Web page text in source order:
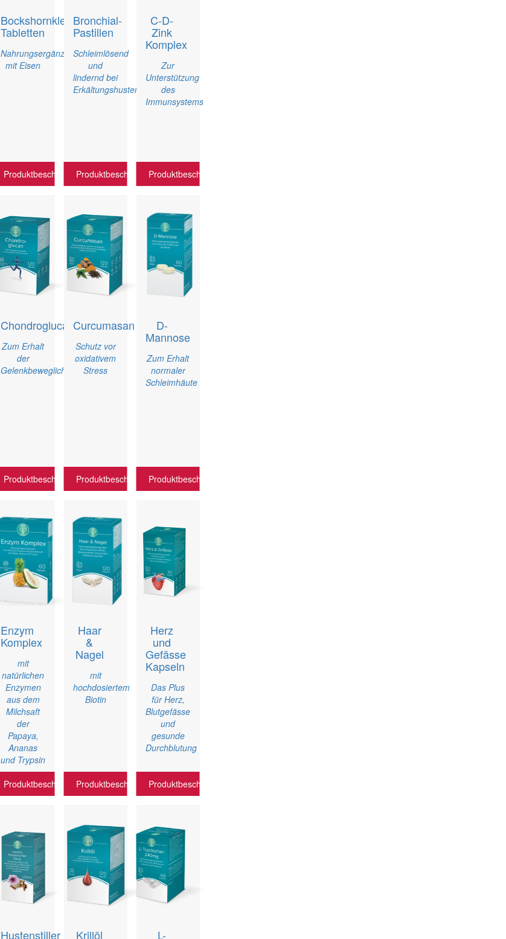
Bockshornkleesamen
Tabletten
Nahrungsergänzungsmittel
mit Eisen
Produktbeschreibung
Bronchial-
Pastillen
Schleimlösend
und
lindernd bei
Erkältungshusten
Produktbeschreibung
C-D-
Zink
Komplex
Zur
Unterstützung
des
Immunsystems
Produktbeschreibung
Chondroglucan
Zum Erhalt
der
Gelenkbeweglichkeit
Produktbeschreibung
Curcumasan
Schutz vor
oxidativem
Stress
Produktbeschreibung
D-
Mannose
Zum Erhalt
normaler
Schleimhäute
Produktbeschreibung
Enzym
Komplex
mit
natürlichen
Enzymen
aus dem
Milchsaft
der
Papaya,
Ananas
und Trypsin
Produktbeschreibung
Haar
&
Nagel
mit
hochdosiertem
Biotin
Produktbeschreibung
Herz
und
Gefässe
Kapseln
Das Plus
für Herz,
Blutgefässe
und
gesunde
Durchblutung
Produktbeschreibung
Hustenstiller Krillöl L-